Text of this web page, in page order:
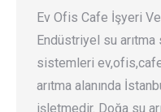
Ev Ofis Cafe İşyeri
Endüstriyel su
sistemleri
arıtma alanında
işletmedir. Doğa su